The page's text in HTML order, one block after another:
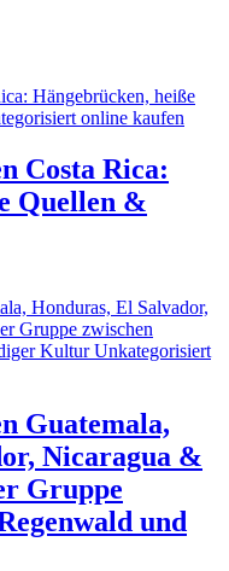
Costa Rica:
Quellen &
Guatemala,
Nicaragua &
Gruppe
und